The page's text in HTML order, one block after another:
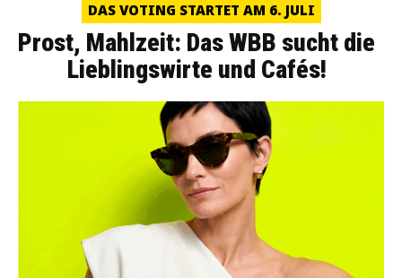
DAS VOTING STARTET AM 6. JULI
Prost, Mahlzeit: Das WBB sucht die
Lieblingswirte und Cafés!